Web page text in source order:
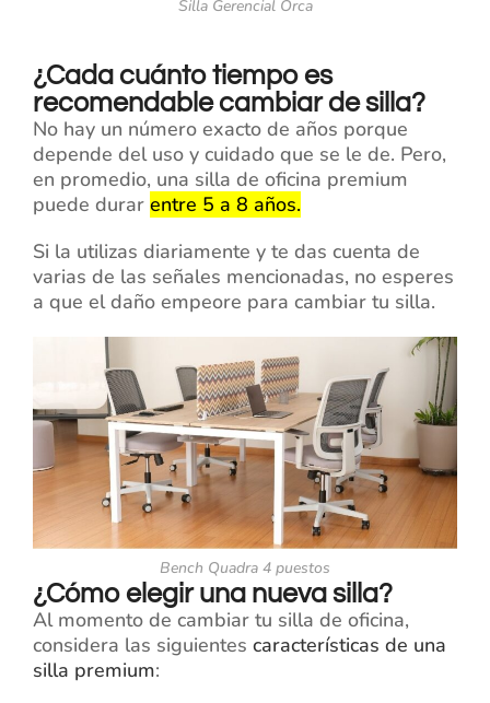
Silla Gerencial Orca
¿Cada cuánto tiempo es
recomendable cambiar de silla?
No hay un número exacto de años porque
depende del uso y cuidado que se le de. Pero,
en promedio, una silla de oficina premium
puede durar entre 5 a 8 años.
Si la utilizas diariamente y te das cuenta de
varias de las señales mencionadas, no esperes
a que el daño empeore para cambiar tu silla.
Bench Quadra 4 puestos
¿Cómo elegir una nueva silla?
Al momento de cambiar tu silla de oficina,
considera las siguientes características de una
silla premium: